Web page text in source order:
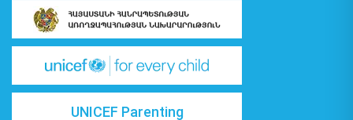
UNICEF Parenting